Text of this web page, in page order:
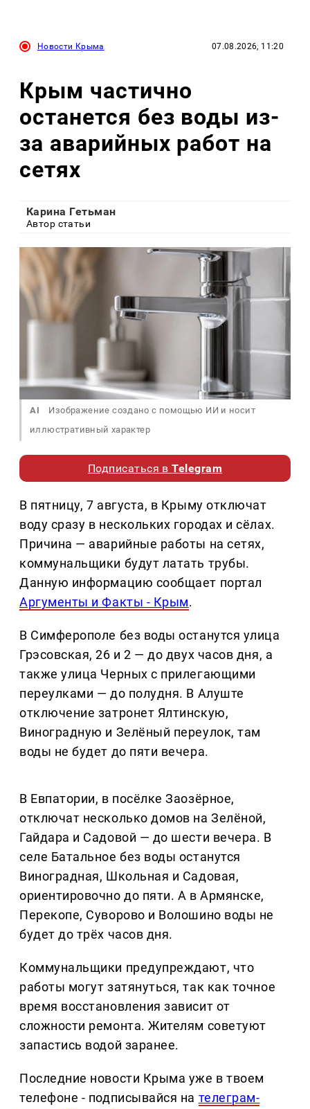
Новости Крыма 07.08.2026, 11:20
Крым частично
останется без воды из-
за аварийных работ на
сетях
Карина Гетьман
Автор статьи
AI
Изображение создано с помощью ИИ и носит
иллюстративный характер
Подписаться вTelegram
В пятницу, 7 августа, в Крыму отключат
воду сразу в нескольких городах и сёлах.
Причина — аварийные работы на сетях,
коммунальщики будут латать трубы.
Данную информацию сообщает портал
Аргументы и Факты - Крым.
В Симферополе без воды останутся улица
Грэсовская, 26 и 2 — до двух часов дня, а
также улица Черных с прилегающими
переулками — до полудня. В Алуште
отключение затронет Ялтинскую,
Виноградную и Зелёный переулок, там
воды не будет до пяти вечера.
В Евпатории, в посёлке Заозёрное,
отключат несколько домов на Зелёной,
Гайдара и Садовой — до шести вечера. В
селе Батальное без воды останутся
Виноградная, Школьная и Садовая,
ориентировочно до пяти. А в Армянске,
Перекопе, Суворово и Волошино воды не
будет до трёх часов дня.
Коммунальщики предупреждают, что
работы могут затянуться, так как точное
время восстановления зависит от
сложности ремонта. Жителям советуют
запастись водой заранее.
Последние новости Крыма уже в твоем
телефоне - подписывайся на телеграм-